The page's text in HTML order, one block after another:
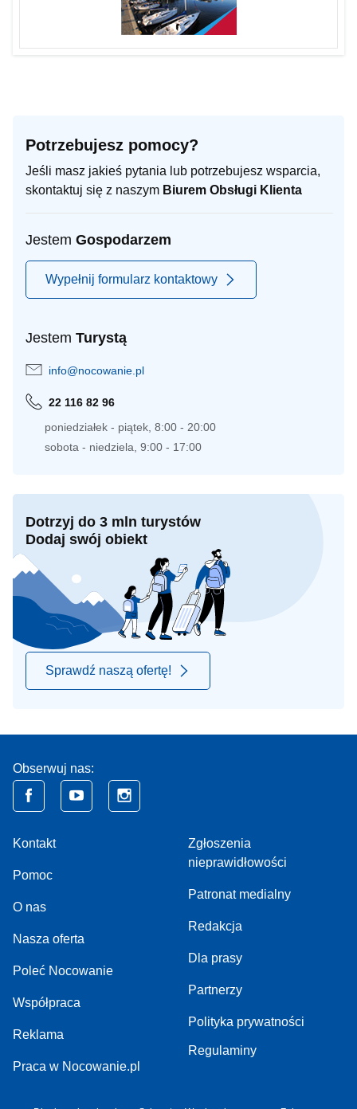
Potrzebujesz pomocy?
Jeśli masz jakieś pytania lub potrzebujesz wsparcia,
skontaktuj się z naszym Biurem Obsługi Klienta
Jestem Gospodarzem
Wypełnij formularz kontaktowy
Jestem Turystą
info@nocowanie.pl
22 116 82 96
poniedziałek - piątek, 8:00 - 20:00
sobota - niedziela, 9:00 - 17:00
Dotrzyj do 3 mln turystów
Dodaj swój obiekt
Sprawdź naszą ofertę!
Obserwuj nas:
Kontakt
Pomoc
O nas
Nasza oferta
Poleć Nocowanie
Współpraca
Reklama
Praca w Nocowanie.pl
Zgłoszenia
nieprawidłowości
Patronat medialny
Redakcja
Dla prasy
Partnerzy
Polityka prywatności
Regulaminy